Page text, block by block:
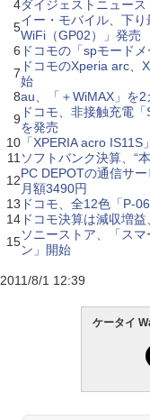
4ダイジェストニュース
5イー・モバイル、下
WiFi（GP02）」発売
6 ドコモの「spモード
7 ドコモのXperia arc、
始
8au、「＋WiMAX」を2
9 ドコモ、非接触充電
を発売
10 「XPERIA acro
11 ソフトバンク決算、“
12PC DEPOTの通信サ
月額3490円
13 ドコモ、全12色「P-
14 ドコモ決算は減収増
15ソニーストア、「ス
ン」開始
2011/8/1 12:39
ケータイ